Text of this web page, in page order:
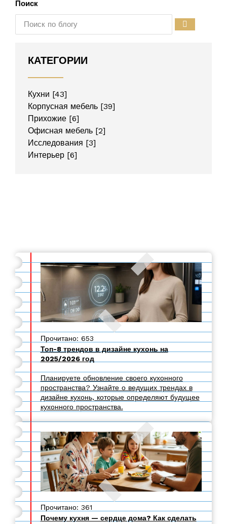
Поиск
КАТЕГОРИИ
Кухни [43]
Корпусная мебель [39]
Прихожие [6]
Офисная мебель [2]
Исследования [3]
Интерьер [6]
Прочитано: 653
Топ-8 трендов в дизайне кухонь на
2025/2026 год
Планируете обновление своего кухонного
пространства? Узнайте о ведущих трендах в
дизайне кухонь, которые определяют будущее
кухонного пространства.
Прочитано: 361
Почему кухня — сердце дома? Как сделать